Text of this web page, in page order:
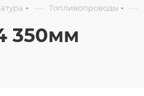
— Топливопроводы —
350мм